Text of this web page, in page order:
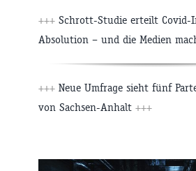
+++ Schrott-Studie erteilt Covid-
Absolution – und die Medien
+++ Neue Umfrage sieht fünf
von Sachsen-Anhalt +++